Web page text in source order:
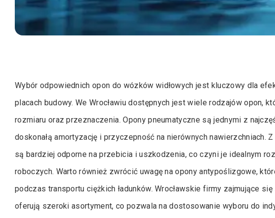
Wybór odpowiednich opon do wózków widłowych jest kluczowy dla
placach budowy. We Wrocławiu dostępnych jest wiele rodzajów opon,
rozmiaru oraz przeznaczenia. Opony pneumatyczne są jednymi z
doskonałą amortyzację i przyczepność na nierównych nawierzchniach.
są bardziej odporne na przebicia i uszkodzenia, co czyni je idealnym
roboczych. Warto również zwrócić uwagę na opony antypoślizgowe,
podczas transportu ciężkich ładunków. Wrocławskie firmy zajmujące
oferują szeroki asortyment, co pozwala na dostosowanie wyboru do